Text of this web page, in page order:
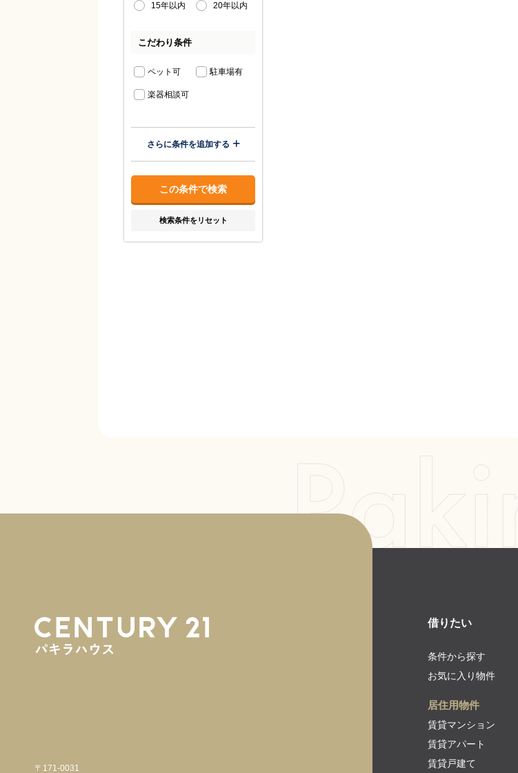
15年以内 20年以内
こだわり条件
ペット可 駐車場有
楽器相談可
さらに条件を追加する
検索条件をリセット
〒171-0031
借りたい
条件から探す
お気に入り物件
居住用物件
賃貸マンション
賃貸アパート
賃貸戸建て